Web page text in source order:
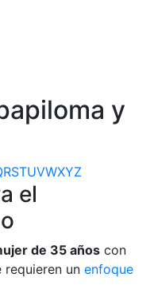
y
RSTUVWXYZ
el
de 35 años con
un enfoque